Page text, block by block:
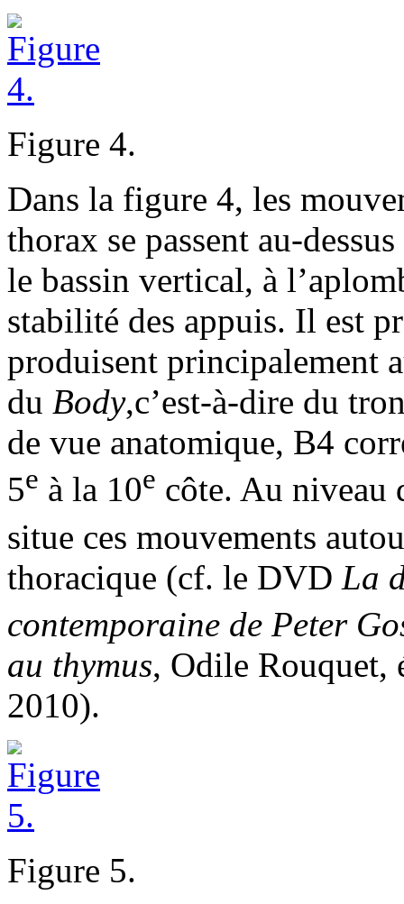
Figure 4.
Dans la figure 4, les
thorax se passent au-
le bassin vertical, à
stabilité des appuis. Il est
produisent principalement
du Body,c’est-à-dire du
de vue anatomique, B4
5e à la 10e côte. Au niveau
situe ces mouvements
thoracique (cf. le DVD La
contemporaine de Peter
au thymus, Odile Rouquet,
2010).
Figure 5.